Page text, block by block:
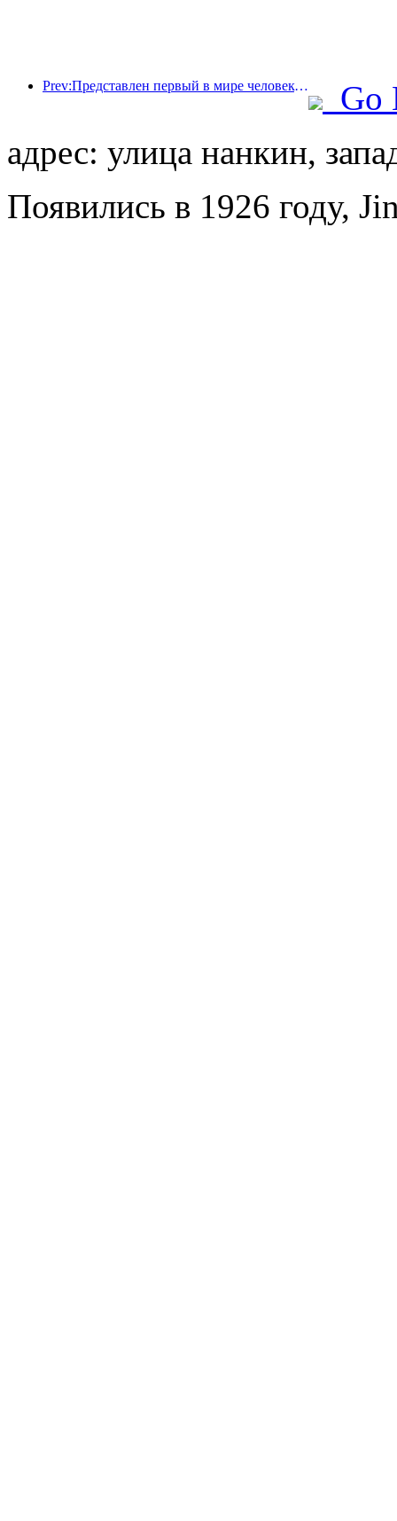
Prev:Представлен первый в мире человекоподобный робот, ориентированный на обслуживание в сфере общественного питания в различных сценариях.
Go
адрес: улица нанкин,
Появились в 1926 году,